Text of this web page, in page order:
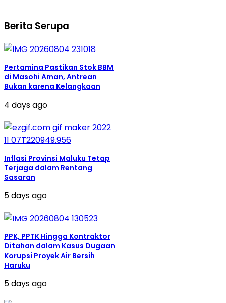
Berita Serupa
Pertamina Pastikan Stok BBM
di Masohi Aman, Antrean
Bukan karena Kelangkaan
4 days ago
Inflasi Provinsi Maluku Tetap
Terjaga dalam Rentang
Sasaran
5 days ago
PPK, PPTK Hingga Kontraktor
Ditahan dalam Kasus Dugaan
Korupsi Proyek Air Bersih
Haruku
5 days ago